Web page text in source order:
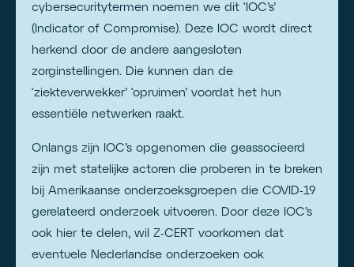
cybersecuritytermen noemen we dit ‘IOC’s’
(Indicator of Compromise). Deze IOC wordt direct
herkend door de andere aangesloten
zorginstellingen. Die kunnen dan de
‘ziekteverwekker’ ‘opruimen’ voordat het hun
essentiële netwerken raakt.
Onlangs zijn IOC’s opgenomen die geassocieerd
zijn met statelijke actoren die proberen in te breken
bij Amerikaanse onderzoeksgroepen die COVID-19
gerelateerd onderzoek uitvoeren. Door deze IOC’s
ook hier te delen, wil Z-CERT voorkomen dat
eventuele Nederlandse onderzoeken ook